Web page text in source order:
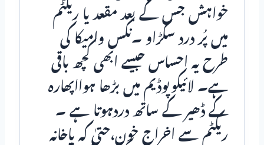
خواہش جس کے بعد مقعد یا ریکٹم
میں پُر درد سکڑاو ۔نکس وامیکا کی
طرح یہ احساس جیسے ابھی کچھ باقی
ہے۔ لائیکوپوڈیم میں بڑھا ہوااپھارہ
کے ڈھیر کے ساتھ دردہوتا ہے ۔
ریکٹم سے اخراج خون،حتیٰ کہ پاخانہ